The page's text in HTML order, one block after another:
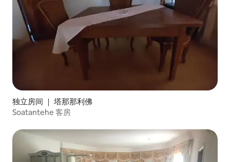
独立房间 ｜ 塔那那利佛
Soatantehe 客房